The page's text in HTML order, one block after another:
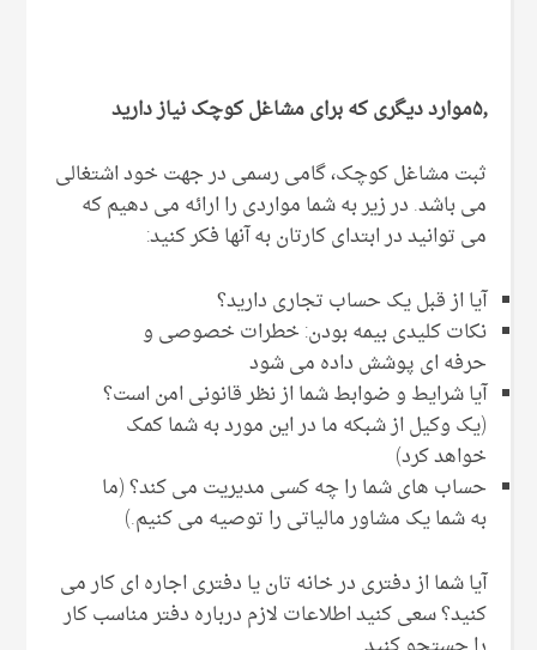
۵٫موارد دیگری که برای مشاغل کوچک نیاز دارید
ثبت مشاغل کوچک، گامی رسمی در جهت خود اشتغالی
می باشد. در زیر به شما مواردی را ارائه می دهیم که
می توانید در ابتدای کارتان به آنها فکر کنید:
آیا از قبل یک حساب تجاری دارید؟
نکات کلیدی بیمه بودن: خطرات خصوصی و
حرفه ای پوشش داده می شود
آیا شرایط و ضوابط شما از نظر قانونی امن است؟
(یک وکیل از شبکه ما در این مورد به شما کمک
خواهد کرد)
حساب های شما را چه کسی مدیریت می کند؟ (ما
به شما یک مشاور مالیاتی را توصیه می کنیم.)
آیا شما از دفتری در خانه تان یا دفتری اجاره ای کار می
کنید؟ سعی کنید اطلاعات لازم درباره دفتر مناسب کار